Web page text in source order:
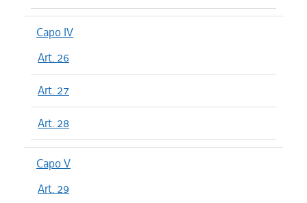
Capo IV
Art. 26
Art. 27
Art. 28
Capo V
Art. 29